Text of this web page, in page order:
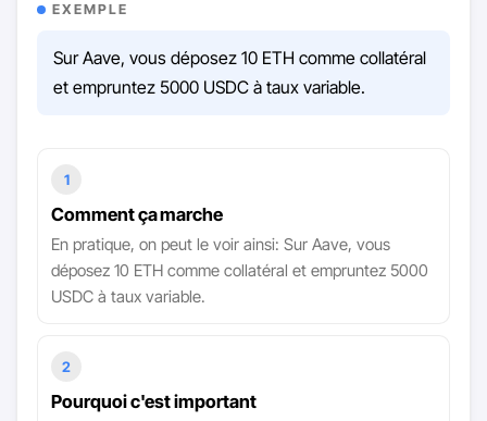
EXEMPLE
Sur Aave, vous déposez 10 ETH comme collatéral
et empruntez 5000 USDC à taux variable.
1
Comment ça marche
En pratique, on peut le voir ainsi: Sur Aave, vous
déposez 10 ETH comme collatéral et empruntez 5000
USDC à taux variable.
2
Pourquoi c'est important